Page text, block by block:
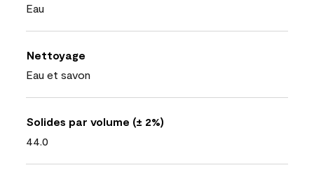
Eau
Nettoyage
Eau et savon
Solides par volume (± 2%)
44.0